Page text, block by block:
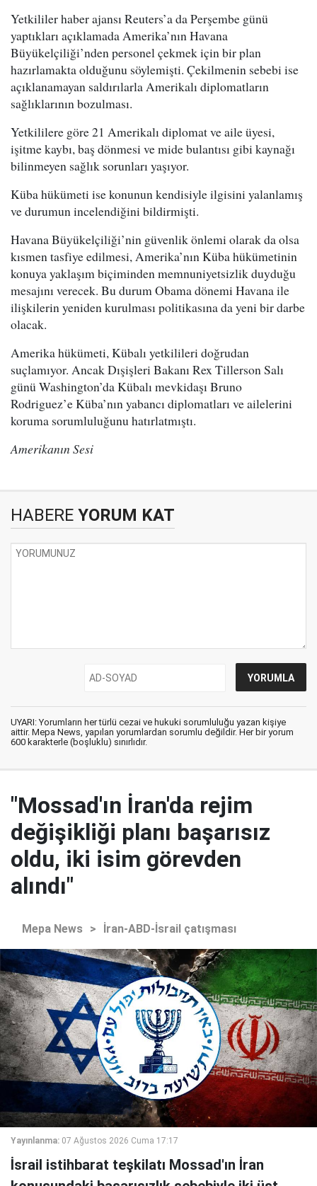
Yetkililer haber ajansı Reuters’a da Perşembe günü
yaptıkları açıklamada Amerika’nın Havana
Büyükelçiliği’nden personel çekmek için bir plan
hazırlamakta olduğunu söylemişti. Çekilmenin sebebi ise
açıklanamayan saldırılarla Amerikalı diplomatların
sağlıklarının bozulması.
Yetkililere göre 21 Amerikalı diplomat ve aile üyesi,
işitme kaybı, baş dönmesi ve mide bulantısı gibi kaynağı
bilinmeyen sağlık sorunları yaşıyor.
Küba hükümeti ise konunun kendisiyle ilgisini yalanlamış
ve durumun incelendiğini bildirmişti.
Havana Büyükelçiliği’nin güvenlik önlemi olarak da olsa
kısmen tasfiye edilmesi, Amerika’nın Küba hükümetinin
konuya yaklaşım biçiminden memnuniyetsizlik duyduğu
mesajını verecek. Bu durum Obama dönemi Havana ile
ilişkilerin yeniden kurulması politikasına da yeni bir darbe
olacak.
Amerika hükümeti, Kübalı yetkilileri doğrudan
suçlamıyor. Ancak Dışişleri Bakanı Rex Tillerson Salı
günü Washington’da Kübalı mevkidaşı Bruno
Rodriguez’e Küba’nın yabancı diplomatları ve ailelerini
koruma sorumluluğunu hatırlatmıştı.
Amerikanın Sesi
HABERE YORUM KAT
UYARI: Yorumların her türlü cezai ve hukuki sorumluluğu yazan kişiye
aittir. Mepa News, yapılan yorumlardan sorumlu değildir. Her bir yorum
600 karakterle (boşluklu) sınırlıdır.
"Mossad'ın İran'da rejim
değişikliği planı başarısız
oldu, iki isim görevden
alındı"
Mepa News > İran-ABD-İsrail çatışması
Yayınlanma: 07 Ağustos 2026 Cuma 17:17
İsrail istihbarat teşkilatı Mossad'ın İran